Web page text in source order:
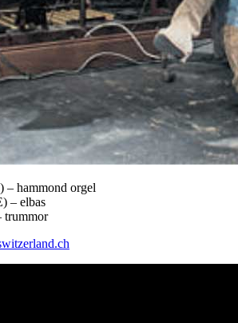
– hammond orgel
– elbas
trummor